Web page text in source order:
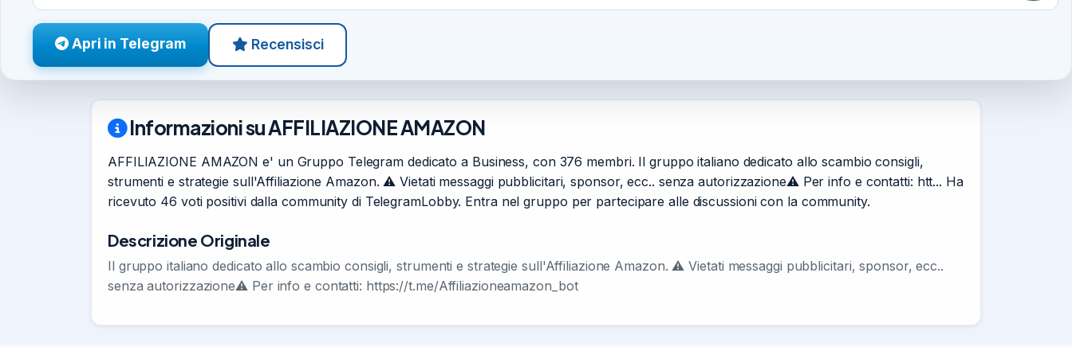
Apri in Telegram Recensisci
Informazioni su AFFILIAZIONE AMAZON
AFFILIAZIONE AMAZON e' un Gruppo Telegram dedicato a Business, con 376 membri. Il gruppo italiano dedicato allo scambio consigli,
strumenti e strategie sull'Affiliazione Amazon. ⚠️ Vietati messaggi pubblicitari, sponsor, ecc.. senza autorizzazione⚠️ Per info e contatti: htt... Ha
ricevuto 46 voti positivi dalla community di TelegramLobby. Entra nel gruppo per partecipare alle discussioni con la community.
Descrizione Originale
Il gruppo italiano dedicato allo scambio consigli, strumenti e strategie sull'Affiliazione Amazon. ⚠️ Vietati messaggi pubblicitari, sponsor, ecc..
senza autorizzazione⚠️ Per info e contatti: https://t.me/Affiliazioneamazon_bot